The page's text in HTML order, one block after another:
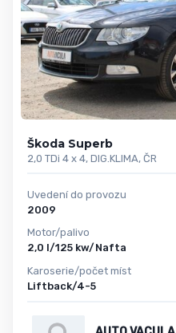
Škoda Superb
2,0 TDi 4 x 4, DIG.KLIMA, ČR
Uvedení do provozu
2009
Motor/palivo
2,0 l/125 kw/Nafta
Karoserie/počet míst
Liftback/4-5